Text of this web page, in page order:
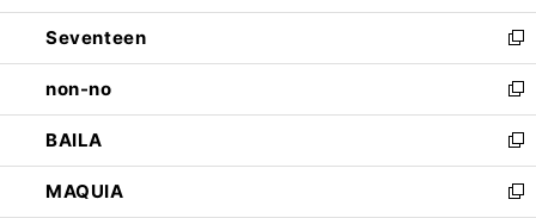
開
く
ウ
で
開
く
ン
ド
ウ
で
開
く
Seventeen
新
し
い
ウ
ィ
ン
ド
non-no
新
し
い
ウ
ィ
BAILA
新
し
い
MAQUIA
新